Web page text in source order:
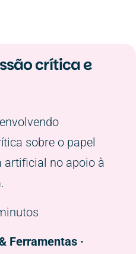
crítica e
sobre o papel
artificial no apoio à
Ferramentas ·